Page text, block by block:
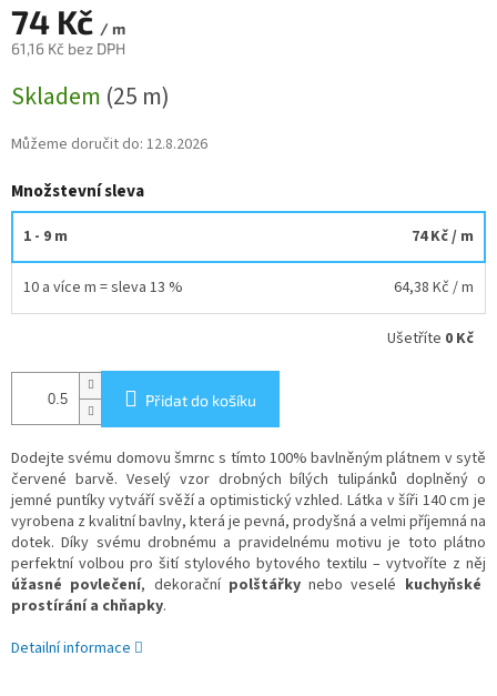
74 Kč / m
61,16 Kč bez DPH
cena:
Skladem (25 m)
Můžeme doručit do: 12.8.2026
Množstevní sleva
1 - 9 m 74 Kč/ m
10 a více m = sleva 13 % 64,38 Kč / m
Ušetříte 0 Kč
Přidat do košíku
Dodejte svému domovu šmrnc s tímto 100% bavlněným plátnem v sytě
červené barvě. Veselý vzor drobných bílých tulipánků doplněný o
jemné puntíky vytváří svěží a optimistický vzhled. Látka v šíři 140 cm je
vyrobena z kvalitní bavlny, která je pevná, prodyšná a velmi příjemná na
dotek. Díky svému drobnému a pravidelnému motivu je toto plátno
perfektní volbou pro šití stylového bytového textilu – vytvoříte z něj
úžasné povlečení, dekorační polštářkynebo veselé kuchyňské
prostírání a chňapky.
Detailní informace